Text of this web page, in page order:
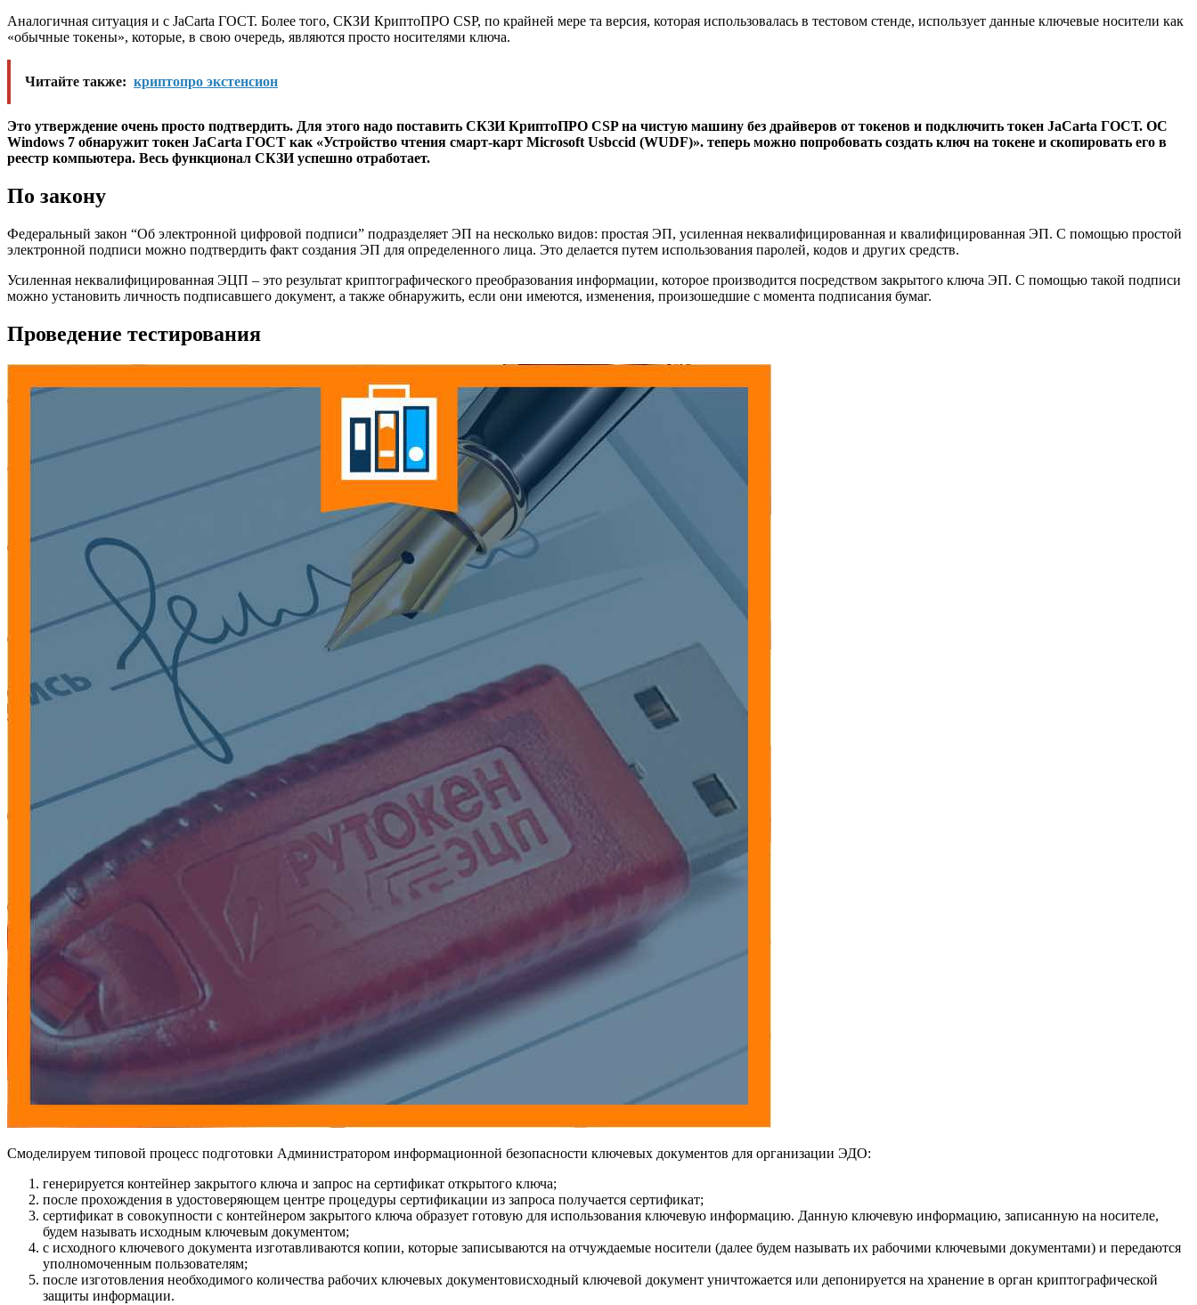
Аналогичная ситуация и с JaCarta ГОСТ. Более того, СКЗИ КриптоПРО CSP, по крайней мере та версия, которая использовалась в тестовом стенде, использует данные ключевые носители как
«обычные токены», которые, в свою очередь, являются просто носителями ключа.
Читайте также: криптопро экстенсион
Это утверждение очень просто подтвердить. Для этого надо поставить СКЗИ КриптоПРО CSP на чистую машину без драйверов от токенов и подключить токен JaCarta ГОСТ. ОС
Windows 7 обнаружит токен JaCarta ГОСТ как «Устройство чтения смарт-карт Microsoft Usbccid (WUDF)». теперь можно попробовать создать ключ на токене и скопировать его в
реестр компьютера. Весь функционал СКЗИ успешно отработает.
По закону
Федеральный закон “Об электронной цифровой подписи” подразделяет ЭП на несколько видов: простая ЭП, усиленная неквалифицированная и квалифицированная ЭП. С помощью простой
электронной подписи можно подтвердить факт создания ЭП для определенного лица. Это делается путем использования паролей, кодов и других средств.
Усиленная неквалифицированная ЭЦП – это результат криптографического преобразования информации, которое производится посредством закрытого ключа ЭП. С помощью такой подписи
можно установить личность подписавшего документ, а также обнаружить, если они имеются, изменения, произошедшие с момента подписания бумаг.
Проведение тестирования
Смоделируем типовой процесс подготовки Администратором информационной безопасности ключевых документов для организации ЭДО:
генерируется контейнер закрытого ключа и запрос на сертификат открытого ключа;
после прохождения в удостоверяющем центре процедуры сертификации из запроса получается сертификат;
сертификат в совокупности с контейнером закрытого ключа образует готовую для использования ключевую информацию. Данную ключевую информацию, записанную на носителе,
будем называть исходным ключевым документом;
с исходного ключевого документа изготавливаются копии, которые записываются на отчуждаемые носители (далее будем называть их рабочими ключевыми документами) и передаются
уполномоченным пользователям;
после изготовления необходимого количества рабочих ключевых документовисходный ключевой документ уничтожается или депонируется на хранение в орган криптографической
защиты информации.